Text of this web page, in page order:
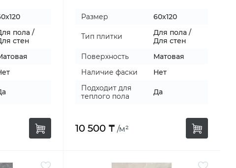
пола /
стен
Размер 60x120
Тип плитки
Для пола /
Для стен
Поверхность
Матовая
Наличие фаски
Нет
Подходит для
теплого пола
Да
10 500 ₸ /м²